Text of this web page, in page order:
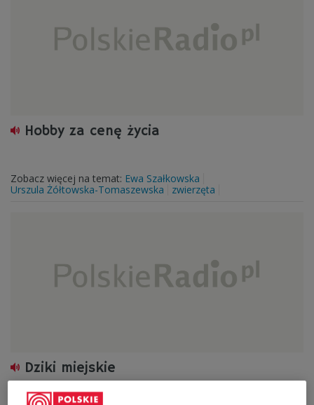
Hobby za cenę życia
Zobacz więcej na temat: Ewa Szałkowska
Urszula Żółtowska-Tomaszewska
zwierzęta
Dziki miejskie